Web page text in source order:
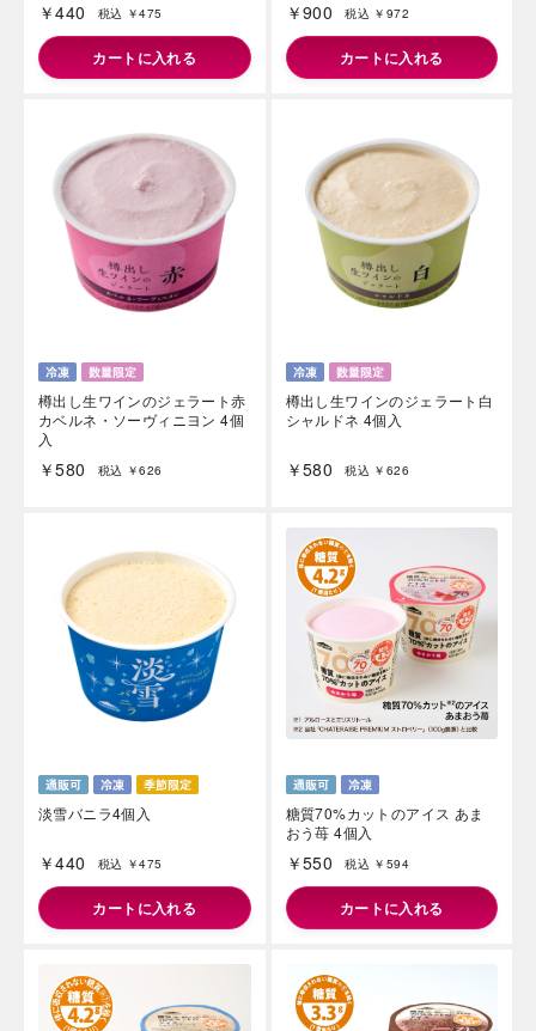
￥440 税込 ￥475
カートに入れる
￥900 税込 ￥972
カートに入れる
樽出し生ワインのジェラート赤
カベルネ・ソーヴィニヨン 4個
入
￥580 税込 ￥626
樽出し生ワインのジェラート白
シャルドネ 4個入
￥580 税込 ￥626
淡雪バニラ4個入
￥440 税込 ￥475
カートに入れる
糖質70%カットのアイス あま
おう苺 4個入
￥550 税込 ￥594
カートに入れる